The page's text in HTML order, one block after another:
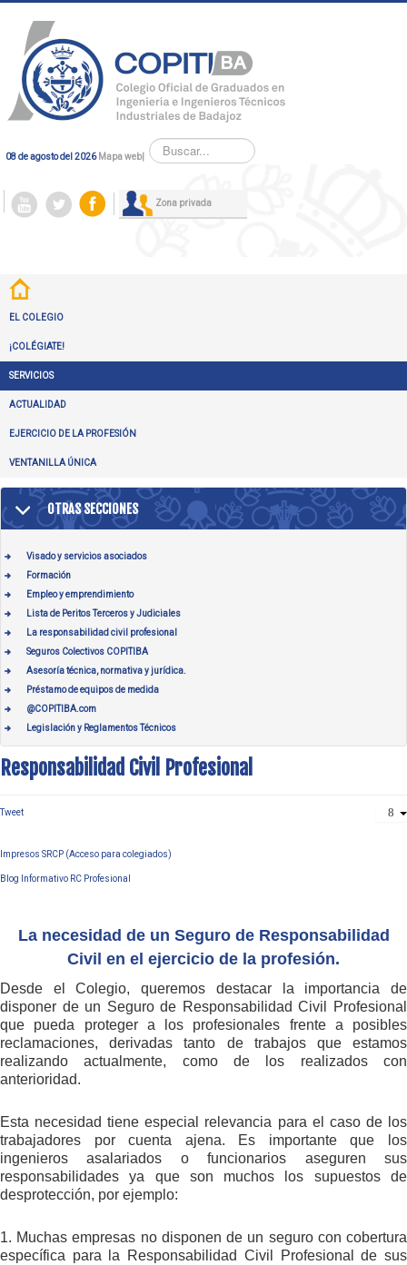
08 de agosto del 2026 Mapa web|
Buscar...
Zona privada
EL COLEGIO
¡COLÉGIATE!
SERVICIOS
ACTUALIDAD
EJERCICIO DE LA PROFESIÓN
VENTANILLA ÚNICA
OTRAS SECCIONES
Visado y servicios asociados
Formación
Empleo y emprendimiento
Lista de Peritos Terceros y Judiciales
La responsabilidad civil profesional
Seguros Colectivos COPITIBA
Asesoría técnica, normativa y jurídica.
Préstamo de equipos de medida
@COPITIBA.com
Legislación y Reglamentos Técnicos
Responsabilidad Civil Profesional
Tweet
Impresos SRCP (Acceso para colegiados)
Blog Informativo RC Profesional
La necesidad de un Seguro de Responsabilidad
Civil en el ejercicio de la profesión.
Desde el Colegio, queremos destacar la importancia de
disponer de un Seguro de Responsabilidad Civil Profesional
que pueda proteger a los profesionales frente a posibles
reclamaciones, derivadas tanto de trabajos que estamos
realizando actualmente, como de los realizados con
anterioridad.
Esta necesidad tiene especial relevancia para el caso de los
trabajadores por cuenta ajena. Es importante que los
ingenieros asalariados o funcionarios aseguren sus
responsabilidades ya que son muchos los supuestos de
desprotección, por ejemplo:
1. Muchas empresas no disponen de un seguro con cobertura
específica para la Responsabilidad Civil Profesional de sus